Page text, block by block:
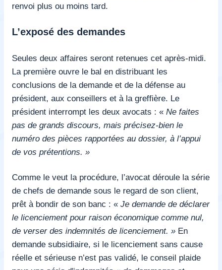
renvoi plus ou moins tard.
L’exposé des demandes
Seules deux affaires seront retenues cet après-midi.
La première ouvre le bal en distribuant les
conclusions de la demande et de la défense au
président, aux conseillers et à la greffière. Le
président interrompt les deux avocats : « Ne faites
pas de grands discours, mais précisez-bien le
numéro des pièces rapportées au dossier, à l’appui
de vos prétentions. »
Comme le veut la procédure, l’avocat déroule la série
de chefs de demande sous le regard de son client,
prêt à bondir de son banc : « Je demande de déclarer
le licenciement pour raison économique comme nul,
de verser des indemnités de licenciement. » En
demande subsidiaire, si le licenciement sans cause
réelle et sérieuse n’est pas validé, le conseil plaide